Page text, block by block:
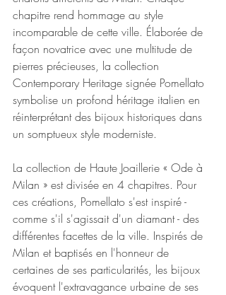
chapitre rend hommage au style
incomparable de cette ville. Élaborée de
façon novatrice avec une multitude de
pierres précieuses, la collection
Contemporary Heritage signée Pomellato
symbolise un profond héritage italien en
réinterprétant des bijoux historiques dans
un somptueux style moderniste.
La collection de Haute Joaillerie « Ode à
Milan » est divisée en 4 chapitres. Pour
ces créations, Pomellato s'est inspiré -
comme s'il s'agissait d'un diamant - des
différentes facettes de la ville. Inspirés de
Milan et baptisés en l'honneur de
certaines de ses particularités, les bijoux
évoquent l'extravagance urbaine de ses